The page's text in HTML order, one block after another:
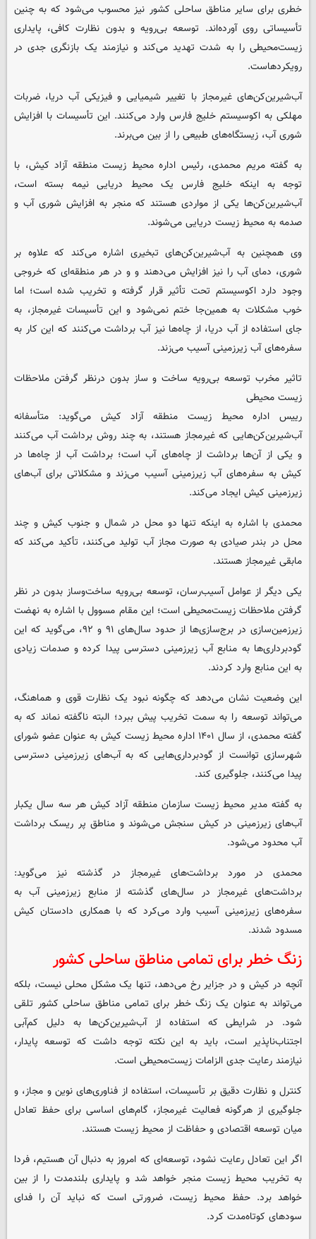
خطری برای سایر مناطق ساحلی کشور نیز محسوب می‌شود که به چنین
تأسیساتی روی آورده‌اند. توسعه بی‌رویه و بدون نظارت کافی، پایداری
زیست‌محیطی را به شدت تهدید می‌کند و نیازمند یک بازنگری جدی در
رویکردهاست.
آب‌شیرین‌کن‌های غیرمجاز با تغییر شیمیایی و فیزیکی آب دریا، ضربات
مهلکی به اکوسیستم خلیج فارس وارد می‌کنند. این تأسیسات با افزایش
شوری آب، زیستگاه‌های طبیعی را از بین می‌برند.
به گفته مریم محمدی، رئیس اداره محیط زیست منطقه آزاد کیش، با
توجه به اینکه خلیج فارس یک محیط دریایی نیمه بسته است،
آب‌شیرین‌کن‌ها یکی از مواردی هستند که منجر به افزایش شوری آب و
صدمه به محیط زیست دریایی می‌شوند.
وی همچنین به آب‌شیرین‌کن‌های تبخیری اشاره می‌کند که علاوه بر
شوری، دمای آب را نیز افزایش می‌دهند و و در هر منطقه‌ای که خروجی
وجود دارد اکوسیستم تحت تأثیر قرار گرفته و تخریب شده است؛ اما
خوب مشکلات به همین‌جا ختم نمی‌شود و این تأسیسات غیرمجاز، به
جای استفاده از آب دریا، از چاه‌ها نیز آب برداشت می‌کنند که این کار به
سفره‌های آب زیرزمینی آسیب می‌زند.
تاثیر مخرب توسعه بی‌رویه ساخت و ساز بدون درنظر گرفتن ملاحظات
زیست محیطی
رییس اداره محیط زیست منطقه آزاد کیش می‌گوید: متأسفانه
آب‌شیرین‌کن‌هایی که غیرمجاز هستند، به چند روش برداشت آب می‌کنند
و یکی از آن‌ها برداشت از چاه‌های آب است؛ برداشت آب از چاه‌ها در
کیش به سفره‌های آب زیرزمینی آسیب می‌زند و مشکلاتی برای آب‌های
زیرزمینی کیش ایجاد می‌کند.
محمدی با اشاره به اینکه تنها دو محل در شمال و جنوب کیش و چند
محل در بندر صیادی به صورت مجاز آب تولید می‌کنند، تأکید می‌کند که
مابقی غیرمجاز هستند.
یکی دیگر از عوامل آسیب‌رسان، توسعه بی‌رویه ساخت‌وساز بدون در نظر
گرفتن ملاحظات زیست‌محیطی است؛ این مقام مسوول با اشاره به نهضت
زیرزمین‌سازی در برج‌سازی‌ها از حدود سال‌های ۹۱ و ۹۲، می‌گوید که این
گودبرداری‌ها به منابع آب زیرزمینی دسترسی پیدا کرده و صدمات زیادی
به این منابع وارد کردند.
این وضعیت نشان می‌دهد که چگونه نبود یک نظارت قوی و هماهنگ،
می‌تواند توسعه را به سمت تخریب پیش ببرد؛ البته ناگفته نماند که به
گفته محمدی، از سال ۱۴۰۱ اداره محیط زیست کیش به عنوان عضو شورای
شهرسازی توانست از گودبرداری‌هایی که به آب‌های زیرزمینی دسترسی
پیدا می‌کنند، جلوگیری کند.
به گفته مدیر محیط زیست سازمان منطقه آزاد کیش هر سه سال یکبار
آب‌های زیرزمینی در کیش سنجش می‌شوند و مناطق پر ریسک برداشت
آب محدود می‌شود.
محمدی در مورد برداشت‌های غیرمجاز در گذشته نیز می‌گوید:
برداشت‌های غیرمجاز در سال‌های گذشته از منابع زیرزمینی آب به
سفره‌های زیرزمینی آسیب وارد می‌کرد که با همکاری دادستان کیش
مسدود شدند.
زنگ خطر برای تمامی مناطق ساحلی کشور
آنچه در کیش و در جزایر رخ می‌دهد، تنها یک مشکل محلی نیست، بلکه
می‌تواند به عنوان یک زنگ خطر برای تمامی مناطق ساحلی کشور تلقی
شود. در شرایطی که استفاده از آب‌شیرین‌کن‌ها به دلیل کم‌آبی
اجتناب‌ناپذیر است، باید به این نکته توجه داشت که توسعه پایدار،
نیازمند رعایت جدی الزامات زیست‌محیطی است.
کنترل و نظارت دقیق بر تأسیسات، استفاده از فناوری‌های نوین و مجاز، و
جلوگیری از هرگونه فعالیت غیرمجاز، گام‌های اساسی برای حفظ تعادل
میان توسعه اقتصادی و حفاظت از محیط زیست هستند.
اگر این تعادل رعایت نشود، توسعه‌ای که امروز به دنبال آن هستیم، فردا
به تخریب محیط زیست منجر خواهد شد و پایداری بلندمدت را از بین
خواهد برد. حفظ محیط زیست، ضرورتی است که نباید آن را فدای
سودهای کوتاه‌مدت کرد.